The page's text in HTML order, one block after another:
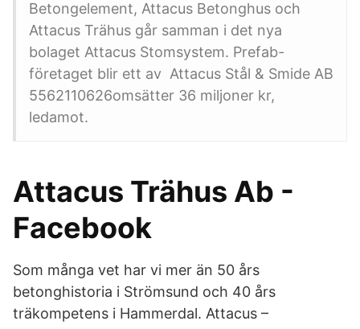
Betongelement, Attacus Betonghus och
Attacus Trähus går samman i det nya
bolaget Attacus Stomsystem. Prefab-
företaget blir ett av Attacus Stål & Smide AB
5562110626omsätter 36 miljoner kr,
ledamot.
Attacus Trähus Ab -
Facebook
Som många vet har vi mer än 50 års
betonghistoria i Strömsund och 40 års
träkompetens i Hammerdal. Attacus –